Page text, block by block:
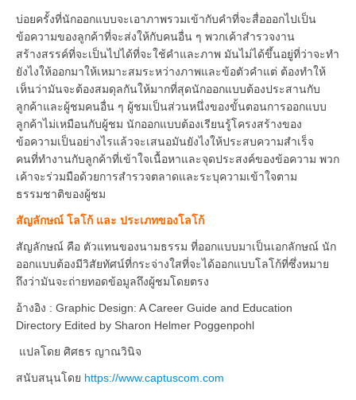
บ่อยครั้งที่นักออกแบบจะเอาภาพรวมเข้ากับคำที่จะสื่อออกไปเป็น
ข้อความของลูกค้าที่จะส่งให้กับคนอื่น ๆ พวกเค้าสำรวจงาน
สร้างสรรค์ที่จะเป็นไปได้ที่จะใช้คำและภาพ มันไม่ได้ขึ้นอยู่ที่ว่าจะทำ
ยังไงให้ออกมาให้เหมาะสมระหว่างภาพและข้อตัวคำแต่ ต้องทำให้
เห็นว่ามันจะต้องสมดุลกันให้มากที่สุดนักออกแบบต้องประสานกับ
ลูกค้าและผู้ชมคนอื่น ๆ ผู้ชมเป็นส่วนหนึ่งของขั้นตอนการออกแบบ
ลูกค้าไม่เหมือนกับผู้ชม นักออกแบบต้องเรียนรู้โครงสร้างของ
ข้อความเป็นอย่างไรแล้วจะเสนอมันยังไงให้ประสบความสำเร็จ
คนที่ทำงานกับลูกค้าที่เข้าใจเนื้อหาและจุดประสงค์ของข้อความ พวก
เค้าจะร่วมมือด้วยการสำรวจตลาดและระบุความเข้าใจตาม
ธรรมชาติของผู้ชม
สัญลักษณ์ โลโก้ และ ประเภทของโลโก้
สัญลักษณ์ คือ ตัวแทนของนามธรรม ที่ออกแบบมาเป็นเอกลักษณ์ นัก
ออกแบบต้องมีวิสัยทัศน์ที่กระจ่างใสที่จะได้ออกแบบโลโก้ที่ซึ่งหมาย
ถึงว่ามันจะถ่ายทอดข้อมูลถึงผู้ชมโดยตรง
อ้างอิง : Graphic Design: A Career Guide and Education
Directory Edited by Sharon Helmer Poggenpohl
แปลโดย ศิศธร ญาณวินิจ
สนับสนุนโดย https://www.captuscom.com